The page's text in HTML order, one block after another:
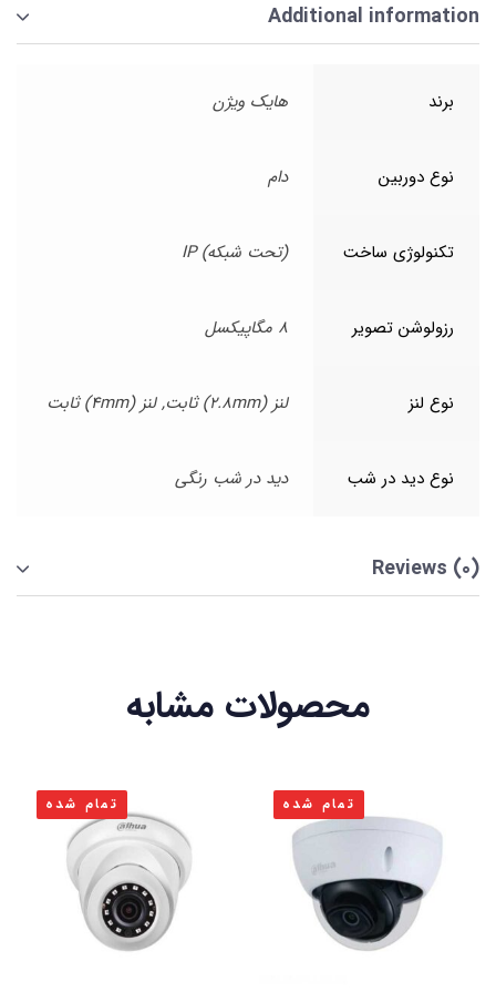
Additional information
برند هایک ویژن
نوع دوربین دام
تکنولوژی ساخت (تحت شبکه) IP
رزولوشن تصویر 8 مگاپیکسل
نوع لنز لنز (2.8mm) ثابت, لنز (4mm) ثابت
نوع دید در شب دید در شب رنگی
Reviews (0)
محصولات مشابه
تمام شده تمام شده